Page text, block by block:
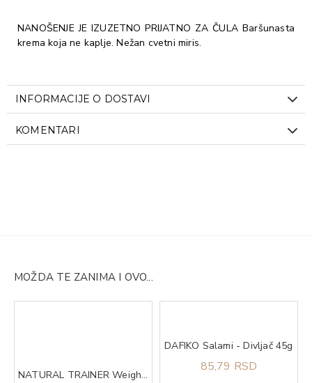
NANOŠENJE JE IZUZETNO PRIJATNO ZA ČULA Baršunasta
krema koja ne kaplje. Nežan cvetni miris.
INFORMACIJE O DOSTAVI
KOMENTARI
MOŽDA TE ZANIMA I OVO...
NATURAL TRAINER Weight care sa belim mesom za pse srednjih i velikih rasa 12kg
DAFIKO Salami - Divljač 45g
85,79 RSD